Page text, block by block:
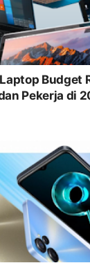
Budget
Pekerja di